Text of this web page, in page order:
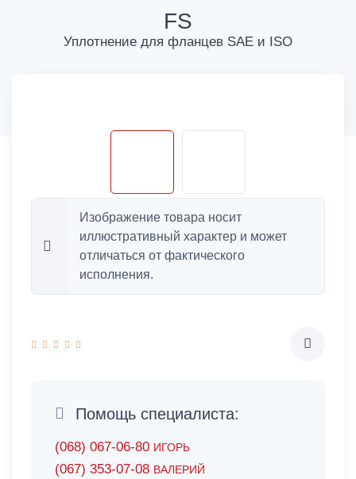
FS
Уплотнение для фланцев SAE и ISO
Изображение товара носит
иллюстративный характер и может
отличаться от фактического
исполнения.
Помощь специалиста:
(068) 067-06-80 ИГОРЬ
(067) 353-07-08 ВАЛЕРИЙ